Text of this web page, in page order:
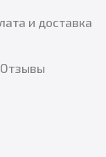
и доставка
Отзывы